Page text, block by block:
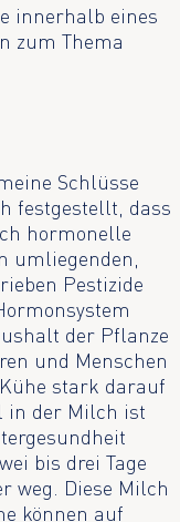
innerhalb eines
zum Thema
Schlüsse
festgestellt, dass
hormonelle
umliegenden,
Pestizide
der Pflanze
und Menschen
stark darauf
in der Milch ist
bis drei Tage
weg. Diese Milch
können auf